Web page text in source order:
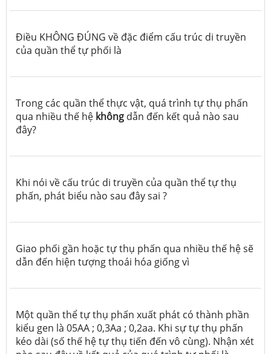
Điều KHÔNG ĐÚNG về đặc điểm cấu trúc di truyền
của quần thể tự phối là
Trong các quần thể thực vật, quá trình tự thụ phấn
qua nhiều thế hệ không dẫn đến kết quả nào sau
đây?
Khi nói về cấu trúc di truyền của quần thể tự thụ
phấn, phát biểu nào sau đây sai ?
Giao phối gần hoặc tự thụ phấn qua nhiều thế hệ sẽ
dẫn đến hiện tượng thoái hóa giống vì
Một quần thể tự thụ phấn xuất phát có thành phần
kiểu gen là 05AA ; 0,3Aa ; 0,2aa. Khi sự tự thụ phấn
kéo dài (số thế hệ tự thụ tiến đến vô cùng). Nhận xét